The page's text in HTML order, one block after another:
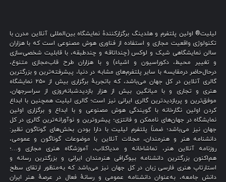
لیلیت® اولین پلتفرم و هلدینگ برگزارکنندهٔ نمایشگاه بین‌المللی آنلاین مدرن با
تکنولوژی واقعیت مجازی و استفاده از فناوری هوش مصنوعی است که با هزاران
سالن نمایشگاهی شیک و لوکس (چنداتاقه و چندطبقه، با قابلیت شخصی‌سازی
و تغییر محیط، دکوراسیون و اشیاء) و با هزاران طرح قاب‌مجازی متنوع،
درحال‌حاضر درمقایسه با سایر پلتفرم‌های مشابه در دنیا، پیشرفته‌ترین و بزرگترین
گالری آنلاین در کل جهان می‌باشد، که باتجربهٔ برگزاری بیش از ۲۵۰ نمایشگاه
هنری و تجاری و با میانگین بیش از هزار بازدیدشبانه‌روزی از سراسرجهان،
موفق‌ترین و پربازدیدترین گالری ایرانی نیز است؛ گالری لیلیت همچنین با ابداع
کردن اولین نگارخانه با گویندگی هوش مصنوعی و با ابداع و برگزاری اولین
نمایشگاه در جهان‌های ناممکن و فانتزی؛ پیشروترین و نوآورانه‌ترین گالری در کل
جهان نیز می‌باشد؛ ضمناً پلتفرم لیلیت با دارا بودن بخش‌های گوناگون نظیر:
دانشنامه هنر و هنرمندان، مجلات آنلاین با موضوعات گوناگون و عمومی،
روزنامه آنلاین هنر، تماشاخانه و مدیاکلاب، آموزشگاه هنری مجازی و…؛
هم‌اکنون بزرگترین دانشنامه بیوگرافی هنرمندان ایرانی و بزرگترین رسانه و
استارتاپ هنری فارسی زبان در کل جهان نیز می‌باشد که به‌منظور ارتقای سطح
دانش جامعه، به‌عنوان دانشنامه عمومی و رسانهٔ فعال در عرصهٔ هنر ایران